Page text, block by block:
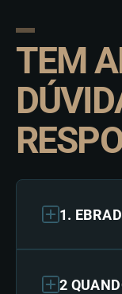
TEM
1.
2